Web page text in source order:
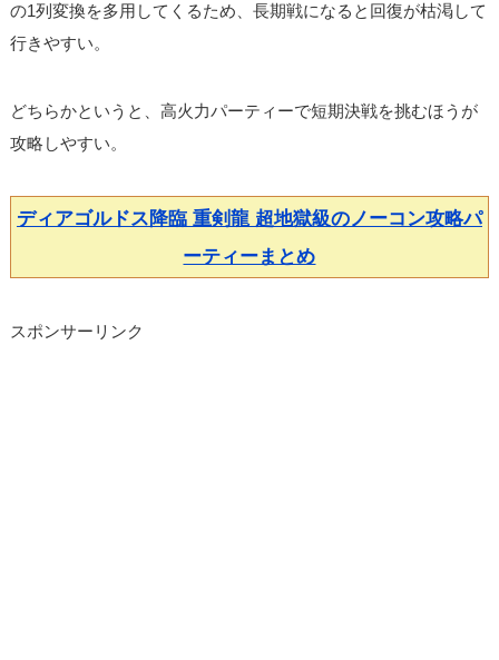
の1列変換を多用してくるため、長期戦になると回復が枯渇して
行きやすい。
どちらかというと、高火力パーティーで短期決戦を挑むほうが
攻略しやすい。
ディアゴルドス降臨 重剣龍 超地獄級のノーコン攻略パ
ーティーまとめ
スポンサーリンク